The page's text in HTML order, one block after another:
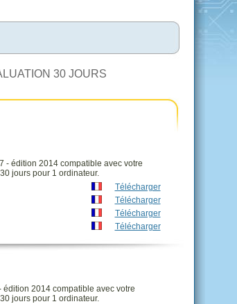
30 JOURS
- édition 2014 compatible avec votre
jours pour 1 ordinateur.
Télécharger
Télécharger
Télécharger
Télécharger
édition 2014 compatible avec votre
jours pour 1 ordinateur.